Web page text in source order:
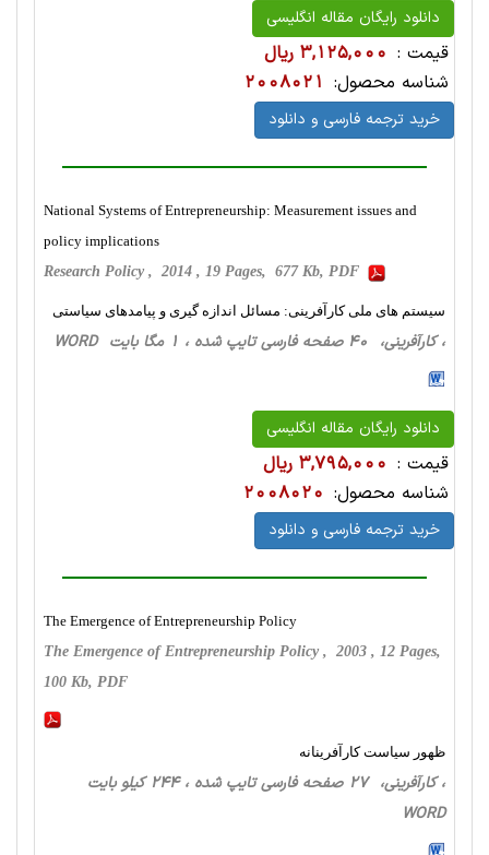
دانلود رایگان مقاله انگلیسی
قیمت : 3,125,000 ریال
شناسه محصول: 2008021
خرید ترجمه فارسی و دانلود
National Systems of Entrepreneurship: Measurement issues and
policy implications
Research Policy , 2014 , 19 Pages, 677 Kb, PDF
سیستم های ملی کارآفرینی: مسائل اندازه گیری و پیامدهای سیاستی
، کارآفرینی، 40 صفحه فارسی تایپ شده ، 1 مگا بایت WORD
دانلود رایگان مقاله انگلیسی
قیمت : 3,795,000 ریال
شناسه محصول: 2008020
خرید ترجمه فارسی و دانلود
The Emergence of Entrepreneurship Policy
The Emergence of Entrepreneurship Policy , 2003 , 12 Pages,
100 Kb, PDF
ظهور سیاست کارآفرینانه
، کارآفرینی، 27 صفحه فارسی تایپ شده ، 244 کیلو بایت
WORD